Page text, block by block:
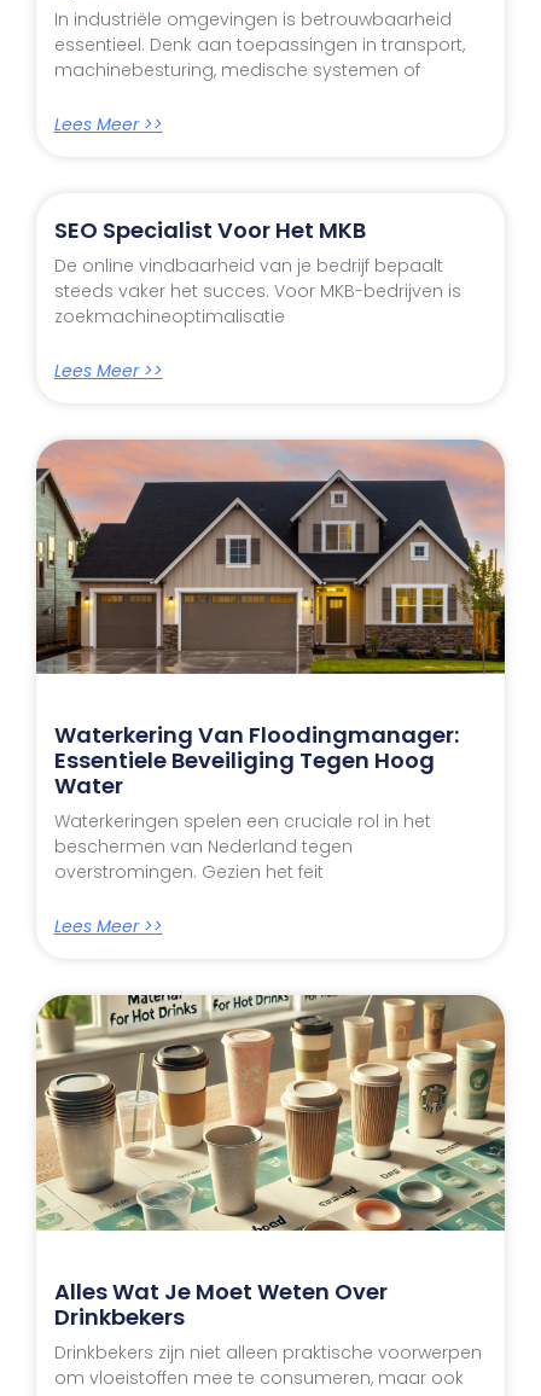
In industriële omgevingen is betrouwbaarheid
essentieel. Denk aan toepassingen in transport,
machinebesturing, medische systemen of
Lees Meer >>
SEO Specialist Voor Het MKB
De online vindbaarheid van je bedrijf bepaalt
steeds vaker het succes. Voor MKB-bedrijven is
zoekmachineoptimalisatie
Lees Meer >>
Waterkering Van Floodingmanager:
Essentiele Beveiliging Tegen Hoog
Water
Waterkeringen spelen een cruciale rol in het
beschermen van Nederland tegen
overstromingen. Gezien het feit
Lees Meer >>
Alles Wat Je Moet Weten Over
Drinkbekers
Drinkbekers zijn niet alleen praktische voorwerpen
om vloeistoffen mee te consumeren, maar ook